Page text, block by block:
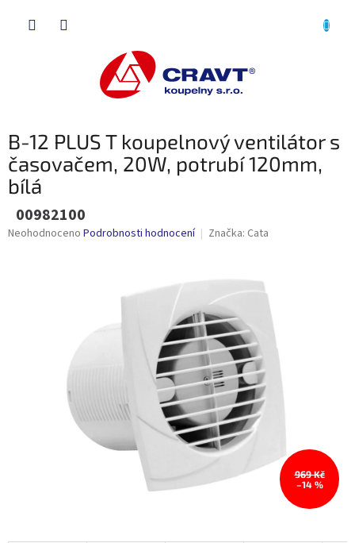
B-12 PLUS T koupelnový ventilátor s
časovačem, 20W, potrubí 120mm,
bílá
00982100
Průměrné
Neohodnoceno Podrobnosti hodnocení Značka: Cata
969 Kč
–14 %